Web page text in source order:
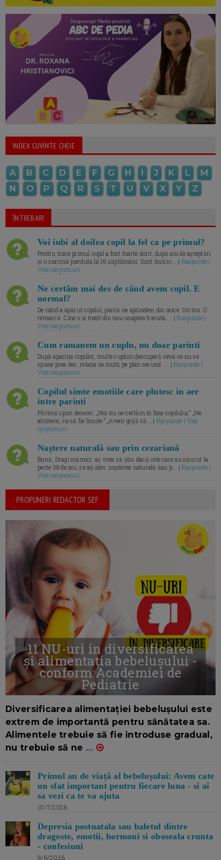
INDEX CUVINTE CHEIE
A B C D E F G H I J K L
M
N
O P Q R S T U V X Y Z
ÎNTREBARI
Voi iubi al doilea copil la fel ca pe primul?
Pentru mine primul copil a fost foarte dorit, după ani de așteptări
și o sarcină pierduta la 16 săptămâni. Sunt însărc... | Raspunde |
Vezi raspunsuri
Ne certăm mai des de când avem copil. E
normal?
De când a apărut copilul, parcă ne aprindem din orice. Un ton. O
remarcă. Cine s-a trezit din nou noaptea trecuta.... |Raspunde |
Vezi raspunsuri
Cum ramanem un cuplu, nu doar parinti
După apariția copiilor, multe cupluri descoperă ceva ce nu se
spune prea des: relația se mută pe plan secund. ... |Raspunde |
Vezi raspunsuri
Copilul simte emotiile care plutesc in aer
intre parinti
Părinții spun deseori: „Noi nu ne certăm în fața copilului.” „Ne
abținem, ca să fie liniște.” „Avem grijă să... | Raspunde | Vezi
raspunsuri
Naștere naturală sau prin cezariană
Bună, Dragi mămici, aș vrea să știu dacă cele care au născut la
peste 38 de ani, ce ați ales: nașterea naturală sau p... |Raspunde |
Vezi raspunsuri
PROPUNERI REDACTOR SEF
11 NU-uri in diversificarea
și alimentația bebelușului -
conform Academiei de
Pediatrie
Diversificarea alimentației bebelușului este
extrem de importantă pentru sănătatea sa.
Alimentele trebuie să fie introduse gradual,
nu trebuie să ne ...
Primul an de viață al bebelușului: Avem cate
un sfat important pentru fiecare luna - si ai
sa vezi ca te va ajuta
10/7/2026
Depresia postnatala sau baletul dintre
dragoste, emotii, hormoni si oboseala crunta
- confesiuni
9/6/2026